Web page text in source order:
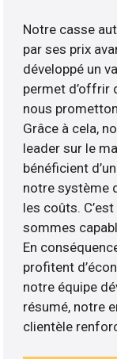
Notre casse
par ses prix
développé un
permet d’offrir
nous
Grâce à cela,
leader sur le
bénéficient
notre système
les coûts.
sommes
En
profitent
notre équipe
résumé, notre
clientèle